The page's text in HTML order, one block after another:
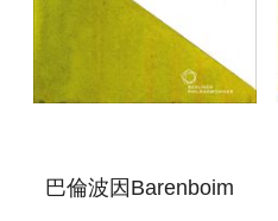
巴倫波因Barenboim